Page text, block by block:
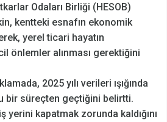
Odaları Birliği (HESOB)
kentteki esnafın ekonomik
yerel ticari hayatın
önlemler alınması gerektiğini
2025 yılı verileri ışığında
bir süreçten geçtiğini belirtti.
yerini kapatmak zorunda kaldığını